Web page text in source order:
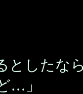
としたな
…」